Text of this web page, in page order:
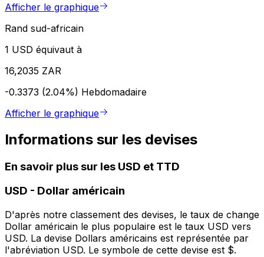
Afficher le graphique
Rand sud-africain
1 USD équivaut à
16,2035 ZAR
-0.3373 (2.04%) Hebdomadaire
Afficher le graphique
Informations sur les devises
En savoir plus sur les USD et TTD
USD - Dollar américain
D'après notre classement des devises, le taux de change
Dollar américain le plus populaire est le taux USD vers
USD. La devise Dollars américains est représentée par
l'abréviation USD. Le symbole de cette devise est $.